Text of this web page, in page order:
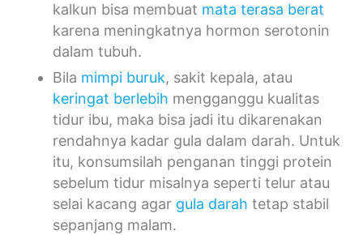
kalkun bisa membuat mata terasa berat
karena meningkatnya hormon serotonin
dalam tubuh.
Bila mimpi buruk, sakit kepala, atau
keringat berlebih mengganggu kualitas
tidur ibu, maka bisa jadi itu dikarenakan
rendahnya kadar gula dalam darah. Untuk
itu, konsumsilah penganan tinggi protein
sebelum tidur misalnya seperti telur atau
selai kacang agar gula darah tetap stabil
sepanjang malam.